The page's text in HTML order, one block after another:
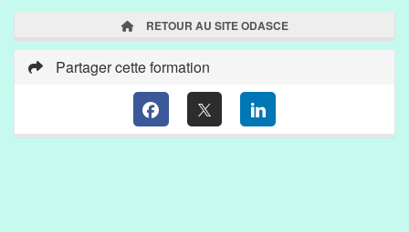
RETOUR AU SITE ODASCE
Partager cette formation